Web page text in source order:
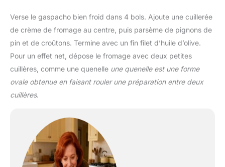
Verse le gaspacho bien froid dans 4 bols. Ajoute une cuillerée
de crème de fromage au centre, puis parsème de pignons de
pin et de croûtons. Termine avec un fin filet d’huile d’olive.
Pour un effet net, dépose le fromage avec deux petites
cuillères, comme une quenelle une quenelle est une forme
ovale obtenue en faisant rouler une préparation entre deux
cuillères.